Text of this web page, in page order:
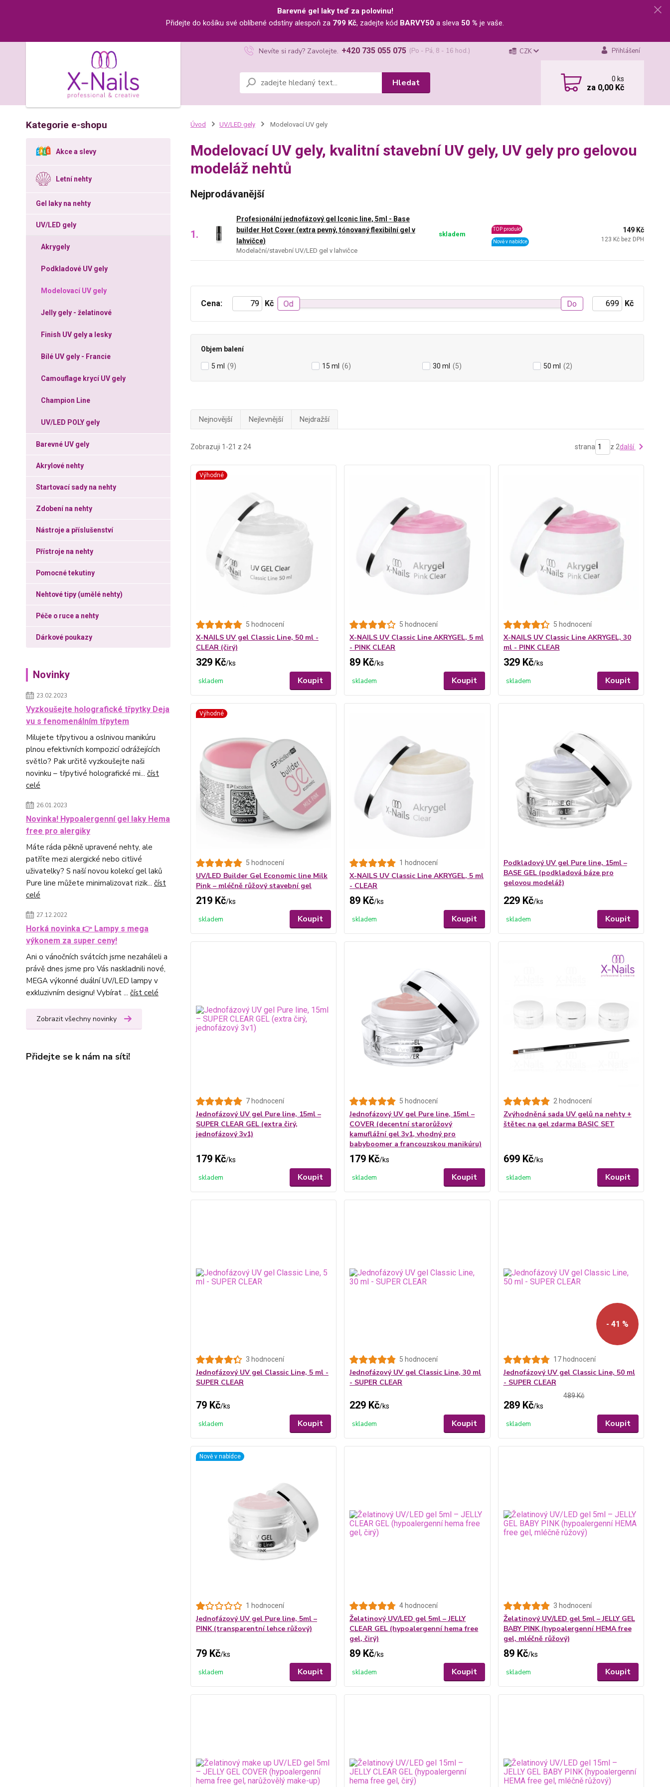
Barevné gel laky teď za polovinu!
Přidejte do košíku své oblíbené odstíny alespoň za 799 Kč, zadejte kód BARVY50 a sleva 50 % je vaše.
CZK Přihlášení
Hledat
Nevíte si rady? Zavolejte. +420 735 055 075 (Po - Pá, 8 - 16 hod.)
0ks
za 0,00 Kč
Kategorie e-shopu
Akce a slevy
Letní nehty
Gel laky na nehty
UV/LED gely
Akrygely
Podkladové UV gely
Modelovací UV gely
Jelly gely - želatinové
Finish UV gely a lesky
Bílé UV gely - Francie
Camouflage krycí UV gely
Champion Line
UV/LED POLY gely
Barevné UV gely
Akrylové nehty
Startovací sady na nehty
Zdobení na nehty
Nástroje a příslušenství
Přístroje na nehty
Pomocné tekutiny
Nehtové tipy (umělé nehty)
Péče o ruce a nehty
Dárkové poukazy
Novinky
23.02.2023
Vyzkoušejte holografické třpytky Deja
vu s fenomenálním třpytem
Milujete třpytivou a oslnivou manikúru
plnou efektivních kompozicí odrážejících
světlo? Pak určitě vyzkoušejte naši
novinku – třpytivé holografické mi... číst
celé
26.01.2023
Novinka! Hypoalergenní gel laky Hema
free pro alergiky
Máte ráda pěkně upravené nehty, ale
patříte mezi alergické nebo citlivé
uživatelky? S naší novou kolekcí gel laků
Pure line můžete minimalizovat rizik... číst
celé
27.12.2022
Horká novinka 👉 Lampy s mega
výkonem za super ceny!
Ani o vánočních svátcích jsme nezaháleli a
právě dnes jsme pro Vás naskladnili nové,
MEGA výkonné duální UV/LED lampy v
exkluzivním designu! Vybírat ... číst celé
Zobrazit všechny novinky
Přidejte se k nám na síti!
Úvod UV/LED gely Modelovací UV gely
Modelovací UV gely, kvalitní stavební UV gely, UV gely pro gelovou
modeláž nehtů
Nejprodávanější
1.
Profesionální jednofázový gel Iconic line, 5ml - Base
builder Hot Cover (extra pevný, tónovaný flexibilní gel v
lahvičce)
Modelační/stavební UV/LED gel v lahvičce
skladem
TOP produkt
Nově v nabídce
149 Kč
123 Kč bez DPH
Cena: Kč Od Do Kč
Objem balení
5 ml (9) 15 ml (6) 30 ml (5) 50 ml (2)
Nejnovější Nejlevnější Nejdražší
Zobrazuji 1-21 z 24 strana z 2další
Výhodné
5 hodnocení
X-NAILS UV gel Classic Line, 50 ml -
CLEAR (čirý)
329 Kč/ks
skladem Koupit
5 hodnocení
X-NAILS UV Classic Line AKRYGEL, 5 ml
- PINK CLEAR
89 Kč/ks
skladem Koupit
5 hodnocení
X-NAILS UV Classic Line AKRYGEL, 30
ml - PINK CLEAR
329 Kč/ks
skladem Koupit
Výhodné
5 hodnocení
UV/LED Builder Gel Economic line Milk
Pink – mléčně růžový stavební gel
219 Kč/ks
skladem Koupit
1 hodnocení
X-NAILS UV Classic Line AKRYGEL, 5 ml
- CLEAR
89 Kč/ks
skladem Koupit
Podkladový UV gel Pure line, 15ml –
BASE GEL (podkladová báze pro
gelovou modeláž)
229 Kč/ks
skladem Koupit
7 hodnocení
Jednofázový UV gel Pure line, 15ml –
SUPER CLEAR GEL (extra čirý,
jednofázový 3v1)
179 Kč/ks
skladem Koupit
5 hodnocení
Jednofázový UV gel Pure line, 15ml –
COVER (decentní starorůžový
kamuflážní gel 3v1, vhodný pro
babyboomer a francouzskou manikúru)
179 Kč/ks
skladem Koupit
2 hodnocení
Zvýhodněná sada UV gelů na nehty +
štětec na gel zdarma BASIC SET
699 Kč/ks
skladem Koupit
3 hodnocení
Jednofázový UV gel Classic Line, 5 ml -
SUPER CLEAR
79 Kč/ks
skladem Koupit
5 hodnocení
Jednofázový UV gel Classic Line, 30 ml
- SUPER CLEAR
229 Kč/ks
skladem Koupit
- 41 %
17 hodnocení
Jednofázový UV gel Classic Line, 50 ml
- SUPER CLEAR
489 Kč
289 Kč/ks
skladem Koupit
Nově v nabídce
1 hodnocení
Jednofázový UV gel Pure line, 5ml –
PINK (transparentní lehce růžový)
79 Kč/ks
skladem Koupit
4 hodnocení
Želatinový UV/LED gel 5ml – JELLY
CLEAR GEL (hypoalergenní hema free
gel, čirý)
89 Kč/ks
skladem Koupit
3 hodnocení
Želatinový UV/LED gel 5ml – JELLY GEL
BABY PINK (hypoalergenní HEMA free
gel, mléčně růžový)
89 Kč/ks
skladem Koupit